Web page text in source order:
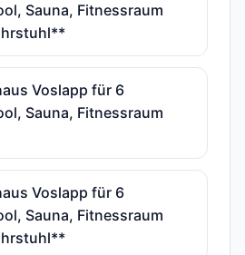
Sauna, Fitnessraum
Voslapp für 6
Sauna, Fitnessraum
Voslapp für 6
Sauna, Fitnessraum